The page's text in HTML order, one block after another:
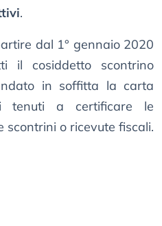
.
dal 1° gennaio 2020
il cosiddetto scontrino
in soffitta la carta
tenuti a certificare le
scontrini o ricevute fiscali.